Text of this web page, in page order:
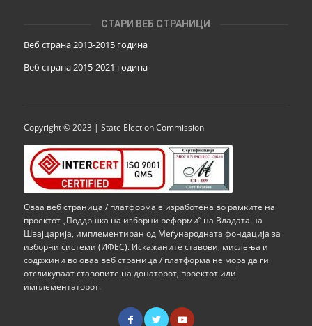
СТАРИ ВЕБ СТРАНИЦИ
Веб страна 2013-2015 година
Веб страна 2015-2021 година
Copyright © 2023 | State Election Commission
Оваа веб страница / платформа е изработена во рамките на
проектот „Поддршка на изборни реформи” на Владата на
Швајцарија, имплементиран од Меѓународната фондација за
изборни системи (ИФЕС). Искажаните ставови, мислења и
содржини во оваа веб страница / платформа не мора да ги
отсликуваат ставовите на донаторот, проектот или
имплементаторот.